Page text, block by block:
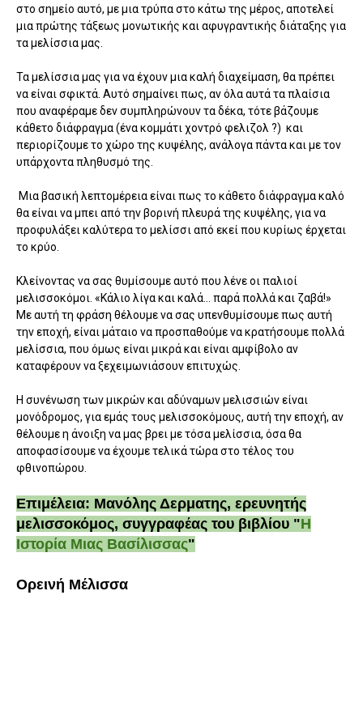
στο σημείο αυτό, με μια τρύπα στο κάτω της μέρος, αποτελεί
μια πρώτης τάξεως μονωτικής και αφυγραντικής διάταξης για
τα μελίσσια μας.
Τα μελίσσια μας για να έχουν μια καλή διαχείμαση, θα πρέπει
να είναι σφικτά. Αυτό σημαίνει πως, αν όλα αυτά τα πλαίσια
που αναφέραμε δεν συμπληρώνουν τα δέκα, τότε βάζουμε
κάθετο διάφραγμα (ένα κομμάτι χοντρό φελιζολ ?) και
περιορίζουμε το χώρο της κυψέλης, ανάλογα πάντα και με τον
υπάρχοντα πληθυσμό της.
Μια βασική λεπτομέρεια είναι πως το κάθετο διάφραγμα καλό
θα είναι να μπει από την βορινή πλευρά της κυψέλης, για να
προφυλάξει καλύτερα το μελίσσι από εκεί που κυρίως έρχεται
το κρύο.
Κλείνοντας να σας θυμίσουμε αυτό που λένε οι παλιοί
μελισσοκόμοι. «Κάλιο λίγα και καλά... παρά πολλά και ζαβά!»
Με αυτή τη φράση θέλουμε να σας υπενθυμίσουμε πως αυτή
την εποχή, είναι μάταιο να προσπαθούμε να κρατήσουμε πολλά
μελίσσια, που όμως είναι μικρά και είναι αμφίβολο αν
καταφέρουν να ξεχειμωνιάσουν επιτυχώς.
Η συνένωση των μικρών και αδύναμων μελισσιών είναι
μονόδρομος, για εμάς τους μελισσοκόμους, αυτή την εποχή, αν
θέλουμε η άνοιξη να μας βρει με τόσα μελίσσια, όσα θα
αποφασίσουμε να έχουμε τελικά τώρα στο τέλος του
φθινοπώρου.
Επιμέλεια: Μανόλης Δερματης, ερευνητής
μελισσοκόμος, συγγραφέας του βιβλίου "Η
Ιστορία Μιας Βασίλισσας"
Ορεινή Μέλισσα